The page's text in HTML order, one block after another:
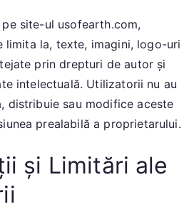
site-ul usofearth.com,
limita la, texte, imagini, logo-uri
prin drepturi de autor și
intelectuală. Utilizatorii nu au
distribuie sau modifice aceste
prealabilă a proprietarului.
și Limitări ale